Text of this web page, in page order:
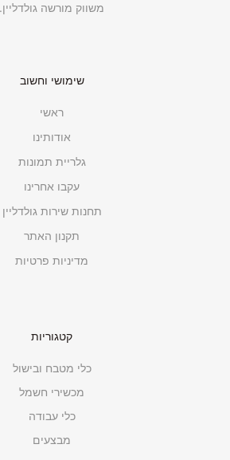
משווק מורשה גולדליין.
שימושי וחשוב
ראשי
אודותינו
גלריית תמונות
עקבו אחרינו
תחנות שירות גולדליין
תקנון האתר
מדיניות פרטיות
קטגוריות
כלי מטבח ובישול
מכשירי חשמל
כלי עבודה
מבצעים